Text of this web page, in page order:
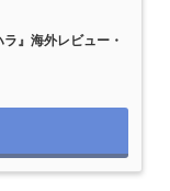
ラ』海外レビュー・